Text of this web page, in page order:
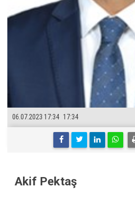
17:34
06.07.2023 17:34
Akif Pektaş